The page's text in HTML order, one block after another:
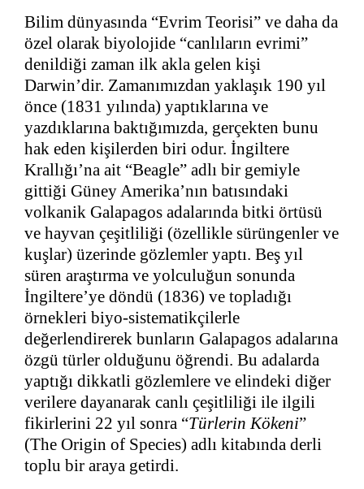
Bilim dünyasında “Evrim Teorisi” ve daha da
özel olarak biyolojide “canlıların evrimi”
denildiği zaman ilk akla gelen kişi
Darwin’dir. Zamanımızdan yaklaşık 190 yıl
önce (1831 yılında) yaptıklarına ve
yazdıklarına baktığımızda, gerçekten bunu
hak eden kişilerden biri odur. İngiltere
Krallığı’na ait “Beagle” adlı bir gemiyle
gittiği Güney Amerika’nın batısındaki
volkanik Galapagos adalarında bitki örtüsü
ve hayvan çeşitliliği (özellikle sürüngenler ve
kuşlar) üzerinde gözlemler yaptı. Beş yıl
süren araştırma ve yolculuğun sonunda
İngiltere’ye döndü (1836) ve topladığı
örnekleri biyo-sistematikçilerle
değerlendirerek bunların Galapagos adalarına
özgü türler olduğunu öğrendi. Bu adalarda
yaptığı dikkatli gözlemlere ve elindeki diğer
verilere dayanarak canlı çeşitliliği ile ilgili
fikirlerini 22 yıl sonra “Türlerin Kökeni”
(The Origin of Species) adlı kitabında derli
toplu bir araya getirdi.